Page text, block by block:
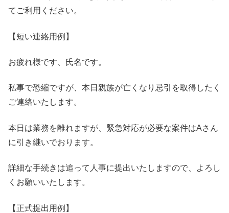
てご利用ください。
【短い連絡用例】
お疲れ様です、氏名です。
私事で恐縮ですが、本日親族が亡くなり忌引を取得したく
ご連絡いたします。
本日は業務を離れますが、緊急対応が必要な案件はAさん
に引き継いでおります。
詳細な手続きは追って人事に提出いたしますので、よろし
くお願いいたします。
【正式提出用例】